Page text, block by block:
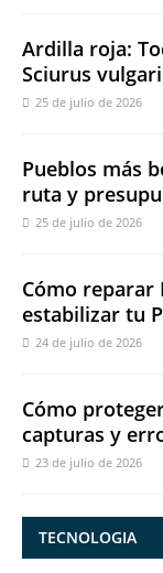
Ardilla roja:
Sciurus
25 de julio de 2026
Pueblos más
ruta y
25 de julio de 2026
Cómo reparar
estabilizar tu
24 de julio de 2026
Cómo
capturas y
23 de julio de 2026
TECNOLOGIA